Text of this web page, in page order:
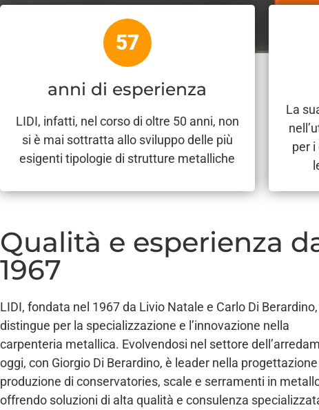
57
anni di esperienza
LIDI, infatti, nel corso di oltre 50 anni, non
si è mai sottratta allo sviluppo delle più
esigenti tipologie di strutture metalliche
La
per i
Qualità e esperienza
1967
LIDI, fondata nel 1967 da Livio Natale e Carlo Di
distingue per la specializzazione e l’innovazione nella
carpenteria metallica. Evolvendosi nel settore
oggi, con Giorgio Di Berardino, è leader nella progettazione
produzione di conservatories, scale e serramenti in
offrendo soluzioni di alta qualità e consulenza